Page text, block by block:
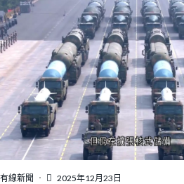
拉扯聲吵醒，並感到船身傾斜，船艙的
下船通知其他人撤離。 河水由坍塌的
，運河水位大幅下降，令河道變得乾
淺，被困於坑洞和邊緣。事發於周一
的一段蘭戈倫運河有一處河堤坍塌，
250平方米的巨大坑洞。 當局派出約50
未有造成傷亡，10多名受影響民眾要
負責管理運河的工程師指涉事的河堤已
調查坍塌的原因。
有線新聞 2025年12月23日